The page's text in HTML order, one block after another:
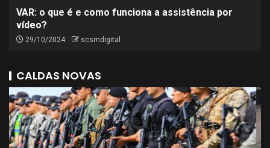
VAR: o que é e como funciona a assistência por
vídeo?
29/10/2024 scsmdigital
CALDAS NOVAS